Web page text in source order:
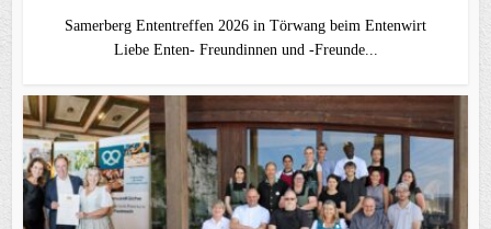
Samerberg Ententreffen 2026 in Törwang beim Entenwirt
Liebe Enten- Freundinnen und -Freunde...